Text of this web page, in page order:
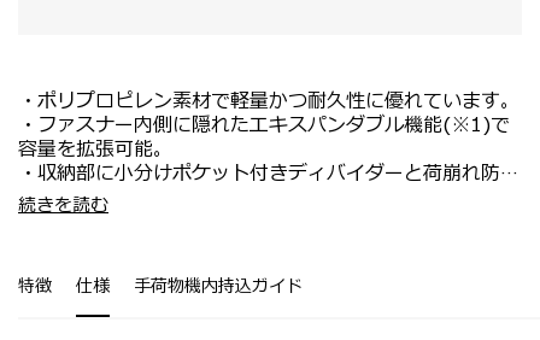
・ポリプロピレン素材で軽量かつ耐久性に優れています。
・ファスナー内側に隠れたエキスパンダブル機能(※1)で
容量を拡張可能。
・収納部に小分けポケット付きディバイダーと荷崩れ防止
クロスストラップを装備。
・内装裏地は取り外して洗える(※2)便利な仕様。
ール。
※1 エキスパンダブル機能は、扇状に正面向かって右側の
みが拡張する仕様です。
・機内持ち込み対応サイズ。
・新幹線・電車等で移動する国内旅行や短期の出張におす
・サイドにUSBポートを装備しており、移動中に充電が可
能。
続きを読む
特徴 仕様 手荷物機内持込ガイド